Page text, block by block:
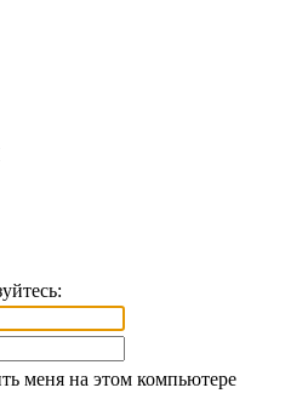
меня на этом компьютере